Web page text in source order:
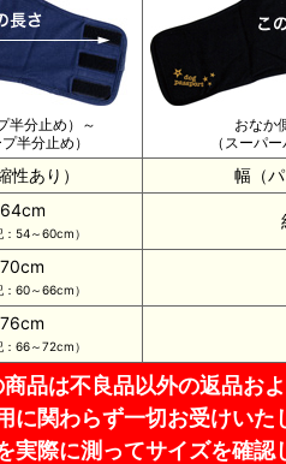
半分止め）～
半分止め）
おなか
（スーパ
性あり） 幅（
：54～60cm）
：60～66cm）
：66～72cm）
品は不良品以外の返品お
に関わらず一切お受けいた
実際に測ってサイズを確認